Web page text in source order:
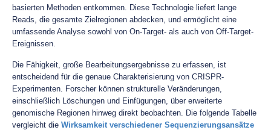
basierten Methoden entkommen. Diese Technologie liefert lange
Reads, die gesamte Zielregionen abdecken, und ermöglicht eine
umfassende Analyse sowohl von On-Target- als auch von Off-Target-
Ereignissen.
Die Fähigkeit, große Bearbeitungsergebnisse zu erfassen, ist
entscheidend für die genaue Charakterisierung von CRISPR-
Experimenten. Forscher können strukturelle Veränderungen,
einschließlich Löschungen und Einfügungen, über erweiterte
genomische Regionen hinweg direkt beobachten. Die folgende Tabelle
vergleicht die Wirksamkeit verschiedener Sequenzierungsansätze